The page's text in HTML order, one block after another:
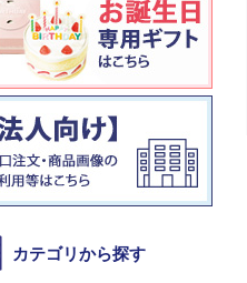
カテゴリから探す